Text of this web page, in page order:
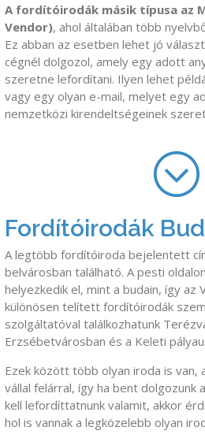
A fordítóirodák másik típusa az
Vendor), ahol általában több
Ez abban az esetben lehet jó
cégnél dolgozol, amely egy adott
szeretne lefordítani. Ilyen lehet
vagy egy olyan e-mail, melyet egy
nemzetközi kirendeltségeinek
Fordítóirodák
A legtöbb fordítóiroda bejelentett
belvárosban található. A pesti
helyezkedik el, mint a budain, így az
különösen telített fordítóirodák
szolgáltatóval találkozhatunk
Erzsébetvárosban és a Keleti
Ezek között több olyan iroda is van,
vállal felárral, így ha bent dolgozunk
kell lefordíttatnunk valamit, akkor
hol is vannak a legközelebb olyan